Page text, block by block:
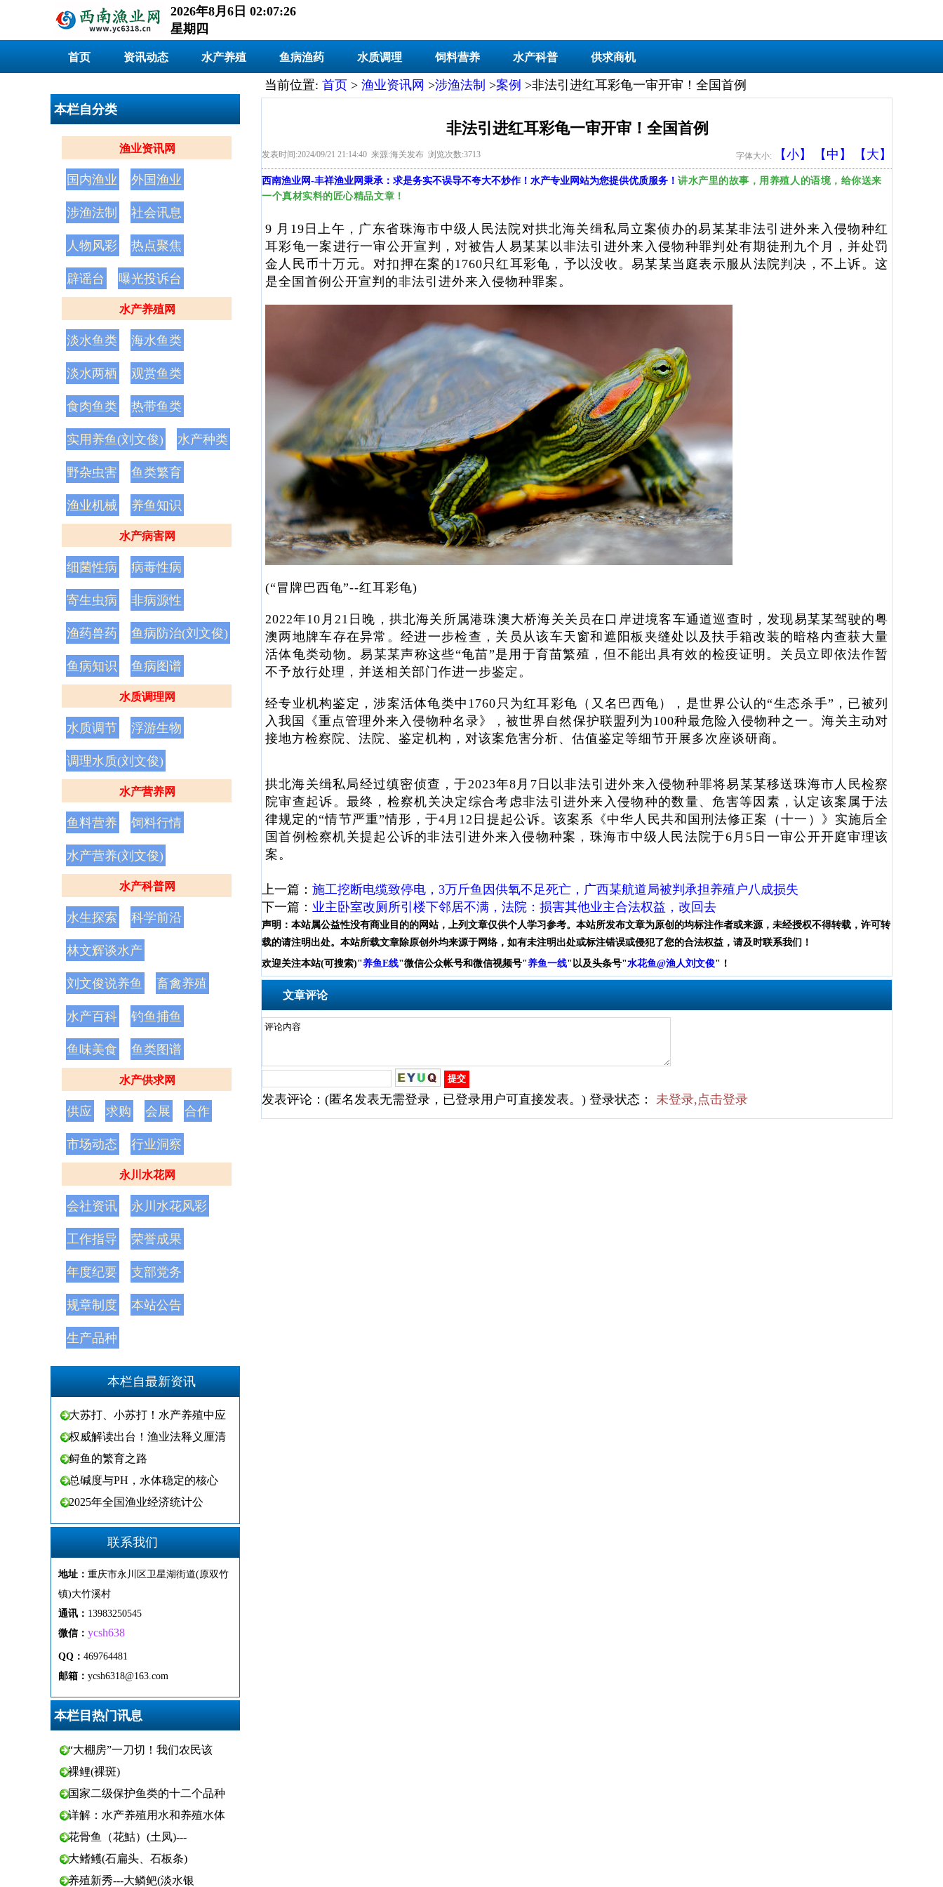
2026年8月6日 02:07:27
星期四
首页 资讯动态 水产养殖 鱼病渔药 水质调理 饲料营养 水产科普 供求商机
本栏自分类
渔业资讯网
国内渔业 外国渔业
涉渔法制 社会讯息
人物风彩 热点聚焦
辟谣台 曝光投诉台
水产养殖网
淡水鱼类 海水鱼类
淡水两栖 观赏鱼类
食肉鱼类 热带鱼类
实用养鱼(刘文俊) 水产种类
野杂虫害 鱼类繁育
渔业机械 养鱼知识
水产病害网
细菌性病 病毒性病
寄生虫病 非病源性
渔药兽药 鱼病防治(刘文俊)
鱼病知识 鱼病图谱
水质调理网
水质调节 浮游生物
调理水质(刘文俊)
水产营养网
鱼料营养 饲料行情
水产营养(刘文俊)
水产科普网
水生探索 科学前沿
林文辉谈水产
刘文俊说养鱼 畜禽养殖
水产百科 钓鱼捕鱼
鱼味美食 鱼类图谱
水产供求网
供应 求购 会展 合作
市场动态 行业洞察
永川水花网
会社资讯 永川水花风彩
工作指导 荣誉成果
年度纪要 支部党务
规章制度 本站公告
生产品种
本栏自最新资讯
大苏打、小苏打！水产养殖中应
权威解读出台！渔业法释义厘清
鲟鱼的繁育之路
总碱度与PH，水体稳定的核心
2025年全国渔业经济统计公
联系我们
地址： 重庆市永 川区卫星湖街道(原双竹
镇)大竹溪村
通讯 ： 13983250545
微信： ycsh638
QQ： 469764481
邮箱： ycsh6318@163.com
本栏目热门讯息
“大棚房”一刀切！我们农民该
裸鲤(裸斑)
国家二级保护鱼类的十二个品种
详解：水产养殖用水和养殖水体
花骨鱼（花鮕）(土凤)---
大鳍鳠(石扁头、石板条)
养殖新秀---大鳞鲃(淡水银
当前位置: 首页 > 渔业资讯网 >涉渔法制 >案例 >非法引进红耳彩龟一审开审！全国首例
非法引进红耳彩龟一审开审！全国首例
发表时间:2024/09/21 21:14:40 来源:海关发布 浏览次数:3713 字体大小: 【小】 【中】 【大】
西南渔业网-丰祥渔业网秉承：求是务实不误导不夸大不炒作！水产专业网站为您提供优质服务！ 讲水产里的故事，用养殖人的语境，给你送来
一个真材实料的匠心精品文章！
9 月19日上午，广东省珠海市中级人民法院对拱北海关缉私局立案侦办的易某某非法引进外来入侵物种红
耳彩龟一案进行一审公开宣判，对被告人易某某以非法引进外来入侵物种罪判处有期徒刑九个月，并处罚
金人民币十万元。对扣押在案的1760只红耳彩龟，予以没收。易某某当庭表示服从法院判决，不上诉。这
是全国首例公开宣判的非法引进外来入侵物种罪案。
(“冒牌巴西龟”--红耳彩龟)
2022年10月21日晚，拱北海关所属港珠澳大桥海关关员在口岸进境客车通道巡查时，发现易某某驾驶的粤
澳两地牌车存在异常。经进一步检查，关员从该车天窗和遮阳板夹缝处以及扶手箱改装的暗格内查获大量
活体龟类动物。易某某声称这些“龟苗”是用于育苗繁殖，但不能出具有效的检疫证明。关员立即依法作暂
不予放行处理，并送相关部门作进一步鉴定。
经专业机构鉴定，涉案活体龟类中1760只为红耳彩龟（又名巴西龟），是世界公认的“生态杀手”，已被列
入我国《重点管理外来入侵物种名录》，被世界自然保护联盟列为100种最危险入侵物种之一。海关主动对
接地方检察院、法院、鉴定机构，对该案危害分析、估值鉴定等细节开展多次座谈研商。
拱北海关缉私局经过缜密侦查，于2023年8月7日以非法引进外来入侵物种罪将易某某移送珠海市人民检察
院审查起诉。最终，检察机关决定综合考虑非法引进外来入侵物种的数量、危害等因素，认定该案属于法
律规定的“情节严重”情形，于4月12日提起公诉。该案系《中华人民共和国刑法修正案（十一）》实施后全
国首例检察机关提起公诉的非法引进外来入侵物种案，珠海市中级人民法院于6月5日一审公开开庭审理该
案。
上一篇： 施工挖断电缆致停电，3万斤鱼因供氧不足死亡，广西某航道局被判承担养殖户八成损失
下一篇： 业主卧室改厕所引楼下邻居不满，法院：损害其他业主合法权益，改回去
声明： 本站属公益性没有商业目的的网站，上列文章仅供个人学习参考。本站所发布文章为原创的均标注作者或来源，未经授权不得转载，许可转
载的请注明出处。本站所载文章除原创外均来源于网络，如有未注明出处或标注错误或侵犯了您的合法权益，请及时联系我们！
欢迎关注本站(可搜索)"养鱼E线"微信公众帐号和微信视频号"养鱼一线"以及头条号"水花鱼@渔人刘文俊"！
文章评论
发表评论：(匿名发表无需登录，已登录用户可直接发表。) 登录状态： 未登录,点击登录